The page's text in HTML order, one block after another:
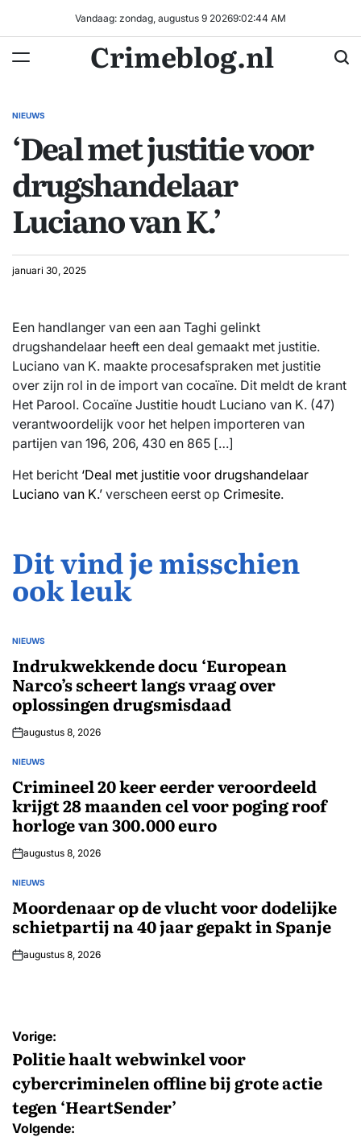
inhoud
Vandaag: zondag, augustus 9 20269:02:45 AM
Crimeblog.nl
GEPLAATST
NIEUWS
‘Deal met justitie voor
drugshandelaar
Luciano van K.’
januari 30, 2025
Een handlanger van een aan Taghi gelinkt
drugshandelaar heeft een deal gemaakt met justitie.
Luciano van K. maakte procesafspraken met justitie
over zijn rol in de import van cocaïne. Dit meldt de krant
Het Parool. Cocaïne Justitie houdt Luciano van K. (47)
verantwoordelijk voor het helpen importeren van
partijen van 196, 206, 430 en 865 […]
Het bericht ‘Deal met justitie voor drugshandelaar
Luciano van K.’ verscheen eerst op Crimesite.
Dit vind je misschien
ook leuk
GEPLAATST
NIEUWS
Indrukwekkende docu ‘European
Narco’s scheert langs vraag over
oplossingen drugsmisdaad
augustus 8, 2026
GEPLAATST
NIEUWS
Crimineel 20 keer eerder veroordeeld
krijgt 28 maanden cel voor poging roof
horloge van 300.000 euro
augustus 8, 2026
GEPLAATST
NIEUWS
Moordenaar op de vlucht voor dodelijke
schietpartij na 40 jaar gepakt in Spanje
augustus 8, 2026
Bericht
navigatie
Vorige:
Politie haalt webwinkel voor
cybercriminelen offline bij grote actie
tegen ‘HeartSender’
Volgende: